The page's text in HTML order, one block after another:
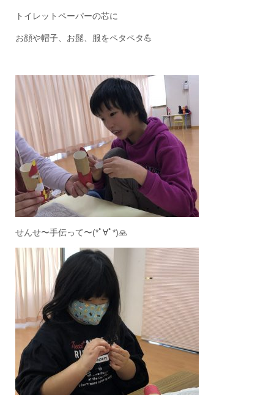
トイレットペーパーの芯に
お顔や帽子、お髭、服をペタペタ💪
せんせ〜手伝って〜(*ﾟ∀ﾟ*)🙏